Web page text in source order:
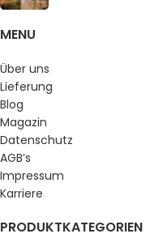
MENU
Über uns
Lieferung
Blog
Magazin
Datenschutz
AGB’s
Impressum
Karriere
PRODUKTKATEGORIEN